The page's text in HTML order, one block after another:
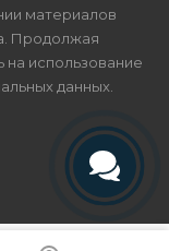
материалов
Продолжая
на использование
данных